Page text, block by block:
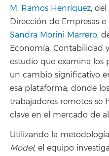
M. Ramos Henríquez,
Dirección de Empresas
Sandra Morini Marrero,
Economía, Contabilidad
estudio que examina los
un cambio significativo
esa plataforma, donde
trabajadores remotos se
clave en el mercado de
Utilizando la
Model, el equipo